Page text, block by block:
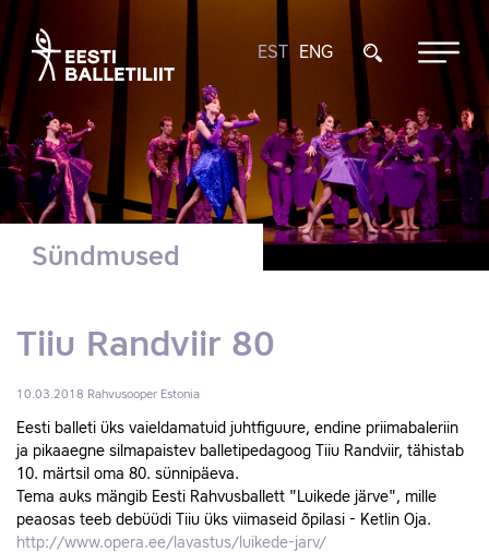
EST ENG
Sündmused
Tiiu Randviir 80
10.03.2018 Rahvusooper Estonia
Eesti balleti üks vaieldamatuid juhtfiguure, endine priimabaleriin
ja pikaaegne silmapaistev balletipedagoog Tiiu Randviir, tähistab
10. märtsil oma 80. sünnipäeva.
Tema auks mängib Eesti Rahvusballett "Luikede järve", mille
peaosas teeb debüüdi Tiiu üks viimaseid õpilasi - Ketlin Oja.
http://www.opera.ee/lavastus/luikede-jarv/